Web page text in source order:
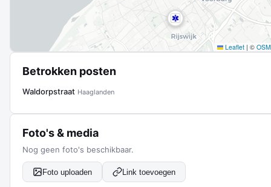
Leaflet | © OSM
Betrokken posten
Waldorpstraat Haaglanden
Foto's & media
Nog geen foto's beschikbaar.
Foto uploaden Link toevoegen